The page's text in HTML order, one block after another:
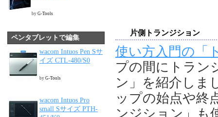
片側トランジション
使い方入門の「
プの間にトラン
ン」を紹介しま
ップの始点や終
ンジション」も
by G-Tools
ペンタブレットで編集
wacom Intuos Pen Sサ
イズ CTL-480/S0
by G-Tools
wacom Intuos Pro
small Sサイズ PTH-